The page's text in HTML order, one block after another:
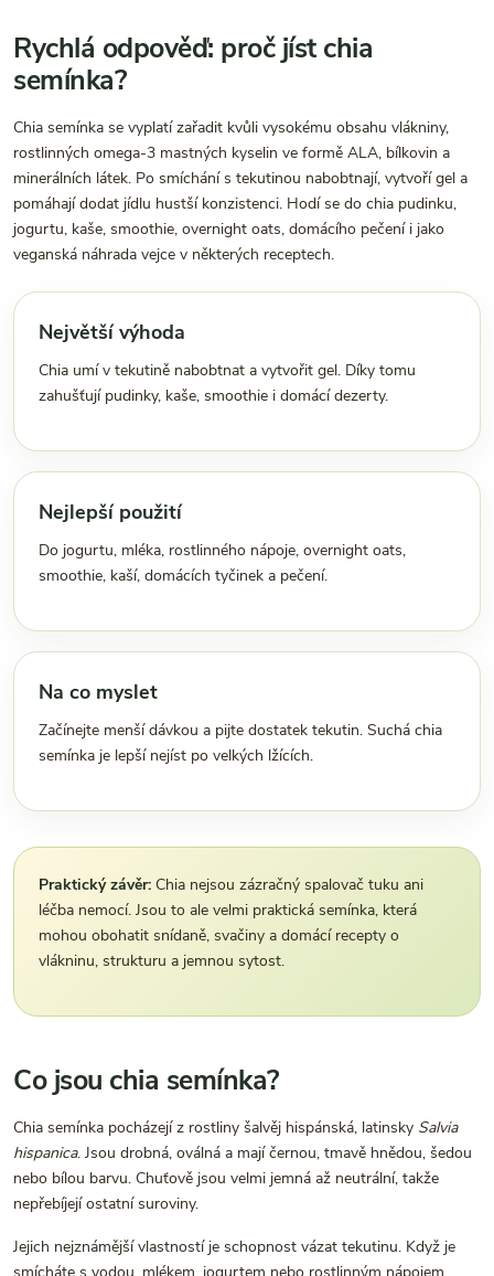
Rychlá odpověď: proč jíst chia
semínka?
Chia semínka se vyplatí zařadit kvůli vysokému obsahu vlákniny,
rostlinných omega-3 mastných kyselin ve formě ALA, bílkovin a
minerálních látek. Po smíchání s tekutinou nabobtnají, vytvoří gel a
pomáhají dodat jídlu hustší konzistenci. Hodí se do chia pudinku,
jogurtu, kaše, smoothie, overnight oats, domácího pečení i jako
veganská náhrada vejce v některých receptech.
Největší výhoda
Chia umí v tekutině nabobtnat a vytvořit gel. Díky tomu
zahušťují pudinky, kaše, smoothie i domácí dezerty.
Nejlepší použití
Do jogurtu, mléka, rostlinného nápoje, overnight oats,
smoothie, kaší, domácích tyčinek a pečení.
Na co myslet
Začínejte menší dávkou a pijte dostatek tekutin. Suchá chia
semínka je lepší nejíst po velkých lžících.
Praktický závěr: Chia nejsou zázračný spalovač tuku ani
léčba nemocí. Jsou to ale velmi praktická semínka, která
mohou obohatit snídaně, svačiny a domácí recepty o
vlákninu, strukturu a jemnou sytost.
Co jsou chia semínka?
Chia semínka pocházejí z rostliny šalvěj hispánská, latinsky Salvia
hispanica. Jsou drobná, oválná a mají černou, tmavě hnědou, šedou
nebo bílou barvu. Chuťově jsou velmi jemná až neutrální, takže
nepřebíjejí ostatní suroviny.
Jejich nejznámější vlastností je schopnost vázat tekutinu. Když je
smícháte s vodou, mlékem, jogurtem nebo rostlinným nápojem,